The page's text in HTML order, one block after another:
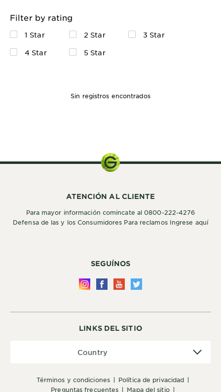
Filter by rating
1 Star 2 Star
3 Star
4 Star
5 Star
Sin registros encontrados
LINKS DEL SITIO
términos y condiciones
política de privacidad
preguntas frecuentes
mapa del sitio
Country
SEGUÍNOS
ATENCIÓN AL CLIENTE
Para mayor información comincate al 0800-222-4276
Defensa de las y los Consumidores Para reclamos Ingrese aquí